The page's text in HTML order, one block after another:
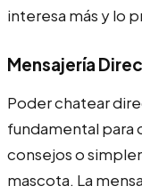
interesa más y lo
Mensajería
Poder chatear
fundamental para
consejos o
mascota. La